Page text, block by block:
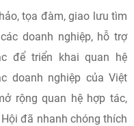
tọa đàm, giao lưu tìm
doanh nghiệp, hỗ trợ
để triển khai quan hệ
doanh nghiệp của Việt
rộng quan hệ hợp tác,
đã nhanh chóng thích